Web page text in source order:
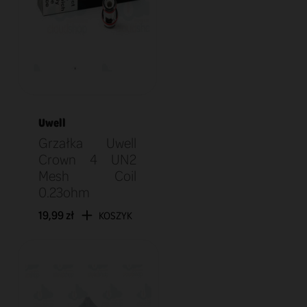
Uwell
Grzałka Uwell
Crown 4 UN2
Mesh Coil
0.23ohm
19,99 zł KOSZYK